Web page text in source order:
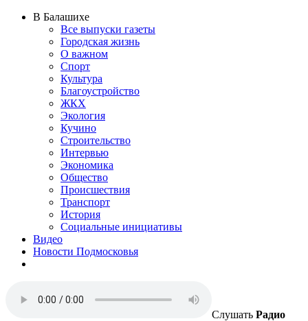
В Балашихе
Все выпуски газеты
Городская жизнь
О важном
Спорт
Культура
Благоустройство
ЖКХ
Экология
Кучино
Строительство
Интервью
Экономика
Общество
Происшествия
Транспорт
История
Социальные инициативы
Видео
Новости Подмосковья
Слушать Радио